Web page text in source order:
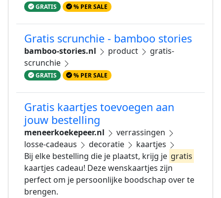
GRATIS % PER SALE
Gratis scrunchie - bamboo stories
bamboo-stories.nl product
gratis-
scrunchie
GRATIS % PER SALE
Gratis kaartjes toevoegen aan
jouw bestelling
meneerkoekepeer.nl
verrassingen
losse-cadeaus
decoratie
kaartjes
Bij elke bestelling die je plaatst, krijg je gratis
kaartjes cadeau! Deze wenskaartjes zijn
perfect om je persoonlijke boodschap over te
brengen.